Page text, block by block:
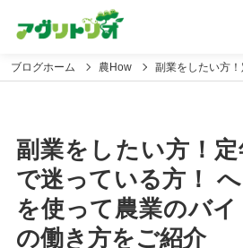
ブログホーム 農How 副業をしたい方
副業をしたい方！
で迷っている方！
を使って農業のバ
の働き方をご紹介